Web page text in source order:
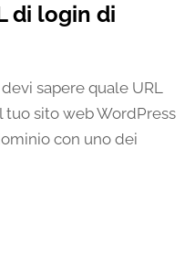
di login di
sapere quale URL
tuo sito web WordPress
con uno dei